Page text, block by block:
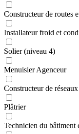
Constructeur de routes
Installateur froid et
Solier (niveau 4)
Menuisier Agenceur
Constructeur de
Plâtrier
Technicien du bâtiment